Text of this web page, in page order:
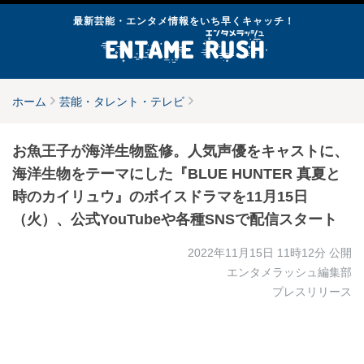
最新芸能・エンタメ情報をいち早くキャッチ！
ホーム 芸能・タレント・テレビ
お魚王子が海洋生物監修。人気声優をキャストに、
海洋生物をテーマにした『BLUE HUNTER 真夏と
時のカイリュウ』のボイスドラマを11月15日
（火）、公式YouTubeや各種SNSで配信スタート
2022年11月15日 11時12分 公開
エンタメラッシュ編集部
プレスリリース